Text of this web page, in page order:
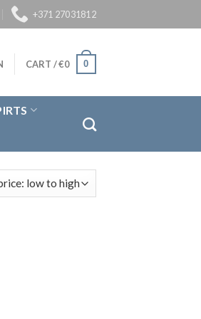
+371 27031812
CART /€0 0